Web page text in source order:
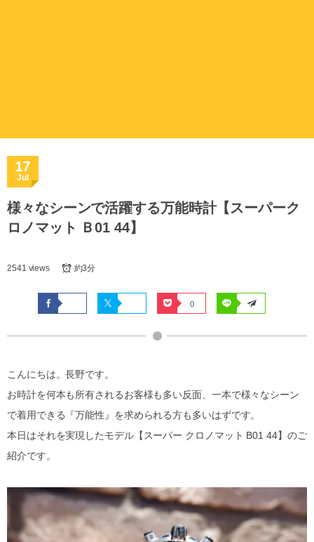
17
Jul
様々なシーンで活躍する万能時計【スーパーク
ロノマット Ｂ01 44】
2541 views 約3分
0
こんにちは。長野です。
お時計を何本も所有されるお客様も多い反面、一本で様々なシーン
で着用できる『万能性』を求められる方も多いはずです。
本日はそれを実現したモデル【スーパー クロノマット B01 44】のご
紹介です。